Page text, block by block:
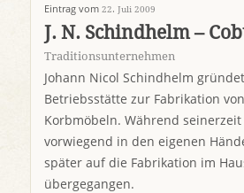
Eintrag vom 22. Juli 2009
J. N. Schindhelm –
Traditionsunternehmen
Johann Nicol Schindhelm
Betriebsstätte zur Fabrikation
Korbmöbeln. Während
vorwiegend in den eigenen
später auf die Fabrikation im
übergegangen.